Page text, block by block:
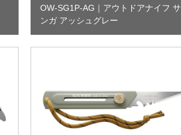
OW-SG1P-AG ｜ アウトドアナイフ サ
ンガ アッシュグレー